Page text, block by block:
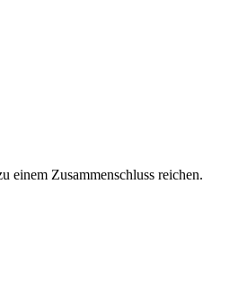
einem Zusammenschluss reichen.